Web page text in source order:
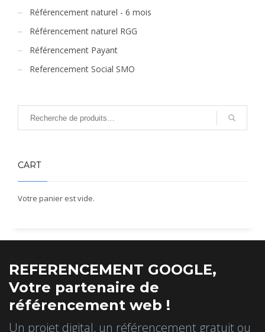
Référencement naturel - 6 mois
Référencement naturel RGG
Référencement Payant
Referencement Social SMO
CART
Votre panier est vide.
REFERENCEMENT GOOGLE,
Votre partenaire de
référencement web !
Un projet digital, un référencement gratuit ou